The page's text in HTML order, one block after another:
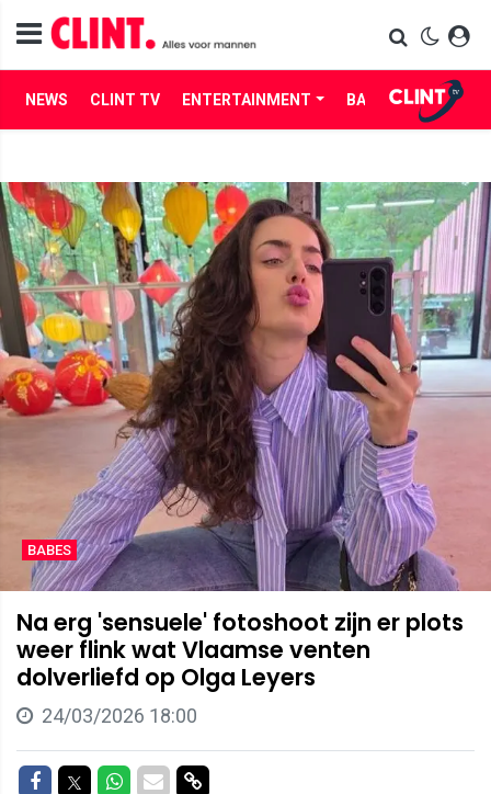
NEWS CLINT TV ENTERTAINMENT BABES LIFE
BABES
Na erg 'sensuele' fotoshoot zijn er plots
weer flink wat Vlaamse venten
dolverliefd op Olga Leyers
24/03/2026 18:00
Delen op Facebook
Delen op Twitter
Delen op Whatsapp
Delen via Mail
Delen via link